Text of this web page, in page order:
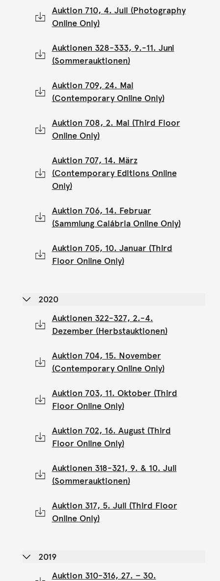
Auktion 710, 4. Juli (Photography
Online Only)
Auktionen 328-333, 9.-11. Juni
(Sommerauktionen)
Auktion 709, 24. Mai
(Contemporary Online Only)
Auktion 708, 2. Mai (Third Floor
Online Only)
Auktion 707, 14. März
(Contemporary Editions Online
Only)
Auktion 706, 14. Februar
(Sammlung Calábria Online Only)
Auktion 705, 10. Januar (Third
Floor Online Only)
2020
Auktionen 322-327, 2.-4.
Dezember (Herbstauktionen)
Auktion 704, 15. November
(Contemporary Online Only)
Auktion 703, 11. Oktober (Third
Floor Online Only)
Auktion 702, 16. August (Third
Floor Online Only)
Auktionen 318-321, 9. & 10. Juli
(Sommerauktionen)
Auktion 317, 5. Juli (Third Floor
Online Only)
2019
Auktion 310-316, 27. – 30.